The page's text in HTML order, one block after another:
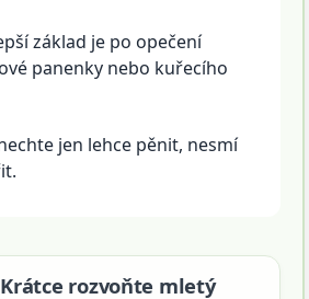
základ je po opečení
panenky nebo kuřecího
jen lehce pěnit, nesmí
rozvoňte mletý